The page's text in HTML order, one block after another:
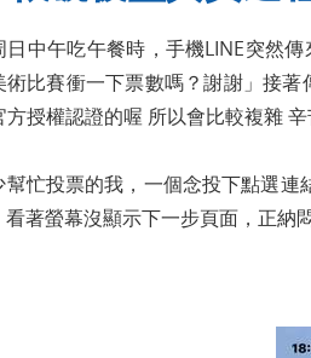
日中午吃午餐時，手機LINE突然
術比賽衝一下票數嗎？謝謝」接
方授權認證的喔 所以會比較複雜 辛
幫忙投票的我，一個念投下點選
看著螢幕沒顯示下一步頁面，正納